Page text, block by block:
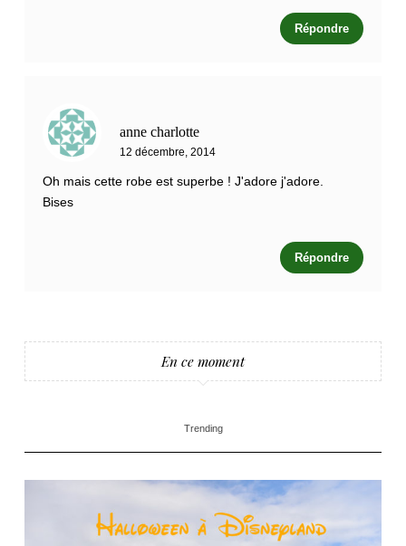
Répondre
anne charlotte
12 décembre, 2014
Oh mais cette robe est superbe ! J'adore j'adore.
Bises
Répondre
En ce moment
Trending